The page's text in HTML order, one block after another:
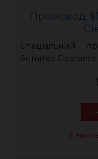
Промокод
Спеціальний
Summer Clearance